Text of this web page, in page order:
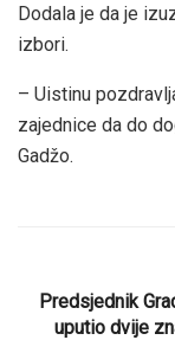
Dodala je da je
izbori.
– Uistinu
zajednice da do
Gadžo.
Predsjednik
uputio dvije